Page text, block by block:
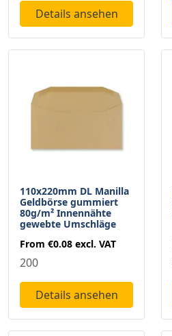
Details ansehen
110x220mm DL Manilla
Geldbörse gummiert
80g/m² Innennähte
gewebte Umschläge
From €0.08 excl. VAT
200
Details ansehen